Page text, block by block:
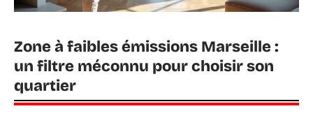
Zone à faibles émissions Marseille :
un filtre méconnu pour choisir son
quartier